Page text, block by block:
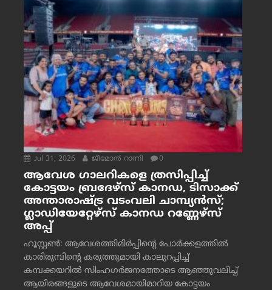
Jul 31, 2026 ജീമോന്‍ റാന്നി 0
ആവേശ ഗാലറികളെ ത്രസിപ്പിച്ച്
കോട്ടയം ബ്രദേഴ്‌സ് കാനഡ, ടിസാക്ക്
അന്താരാഷ്ട്ര വടംവലി ചാമ്പ്യന്‍സ്;
ഗ്ലാഡിയേറ്റേഴ്‌സ് കാനഡ റണ്ണേഴ്‌സ്
അപ്പ്
ഹൂസ്റ്റണ്‍: ആവേശത്തിമിര്‍പ്പിന്റെ പോര്‍ക്കളത്തില്‍
കാരിരുമ്പിന്റെ കരുത്തുമായി കാലുറപ്പിച്ച്
കമ്പക്കയറില്‍ സിംഹഗര്‍ജനത്തോടെ ആഞ്ഞുവലിച്ച്
ആയിരങ്ങളുടെ ആവേശമായിമാറിയ കോട്ടയം